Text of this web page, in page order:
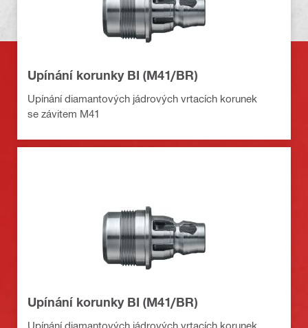
Upínání korunky BI (M41/BR)
Upínání diamantových jádrových vrtacích korunek
se závitem M41
Upínání korunky BI (M41/BR)
Upínání diamantových jádrových vrtacích korunek